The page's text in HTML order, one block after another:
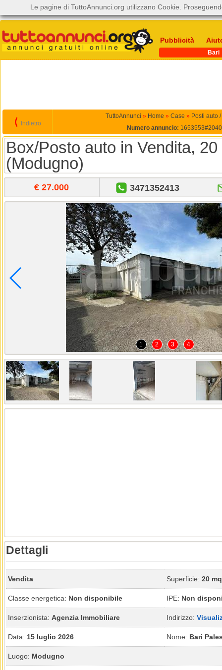
Pubblicità
Bari
⟨ Indietro
TuttoAnnunci » Home » Case » Posti auto
Numero annuncio:
Box/Posto auto in Vendita, 20
(Modugno)
€ 27.000 3471352413
1 2 3 4
Dettagli
Vendita Superficie: 20 mq
Classe energetica: Non disponibile IPE: Non
Inserzionista: Agenzia Immobiliare Indirizzo:
Data: 15 luglio 2026 Nome: Bari
Luogo: Modugno
Le pagine di TuttoAnnunci.org utilizzano Cookie.